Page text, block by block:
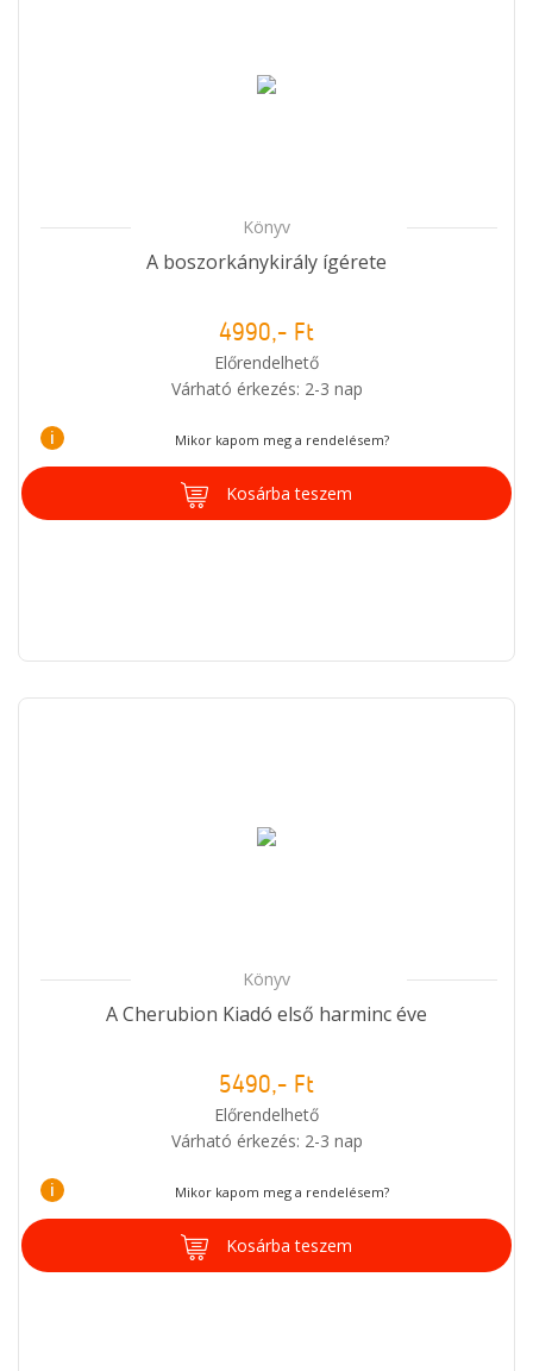
Könyv
A boszorkánykirály ígérete
4990,- Ft
Előrendelhető
Várható érkezés: 2-3 nap
i Mikor kapom meg a rendelésem?
Kosárba teszem
Könyv
A Cherubion Kiadó első harminc éve
5490,- Ft
Előrendelhető
Várható érkezés: 2-3 nap
i Mikor kapom meg a rendelésem?
Kosárba teszem